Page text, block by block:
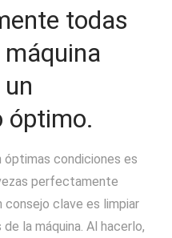
todas
óptimo.
óptimas condiciones es
perfectamente
consejo clave es limpiar
la máquina. Al hacerlo,